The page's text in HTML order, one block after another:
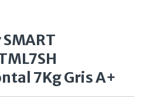
7Kg Gris A+